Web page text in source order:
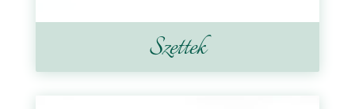
Szettek